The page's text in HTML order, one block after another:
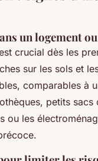
un logement
crucial dès les
sur les sols et
comparables à
petits
ou les